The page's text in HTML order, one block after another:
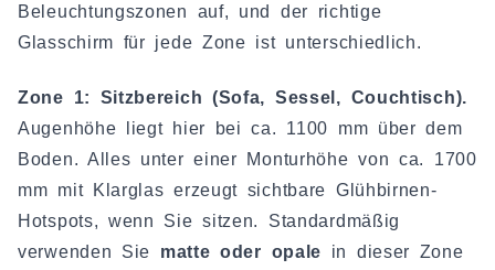
Beleuchtungszonen auf, und der richtige
Glasschirm für jede Zone ist unterschiedlich.
Zone 1: Sitzbereich (Sofa, Sessel, Couchtisch).
Augenhöhe liegt hier bei ca. 1100 mm über dem
Boden. Alles unter einer Monturhöhe von ca. 1700
mm mit Klarglas erzeugt sichtbare Glühbirnen-
Hotspots, wenn Sie sitzen. Standardmäßig
verwenden Sie matte oder opale in dieser Zone